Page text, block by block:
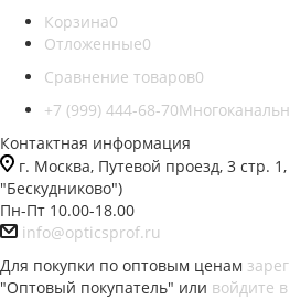
Корзина0
Отложенные0
Сравнение товаров0
+7 (999) 444-68-70
Контактная информация
г. Москва, Путевой проезд, 3 стр.
"Бескудниково")
Пн-Пт 10.00-18.00
info@opticsprof.ru
Для покупки по оптовым ценам
"Оптовый покупатель" или войдите